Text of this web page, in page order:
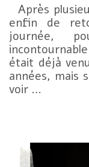
Après
enfin de
journée,
était déjà
années, mais
voir …